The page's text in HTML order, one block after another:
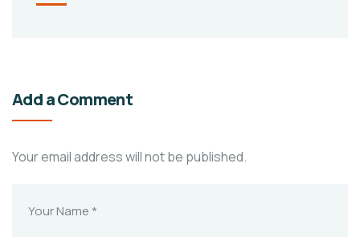
Add a Comment
Your email address will not be published.